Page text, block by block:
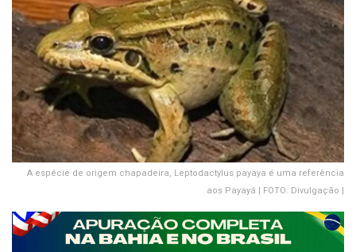
A espécie de origem chapadeira, Leptodactylus payaya é uma referência
aos Payayá | FOTO: Divulgação |